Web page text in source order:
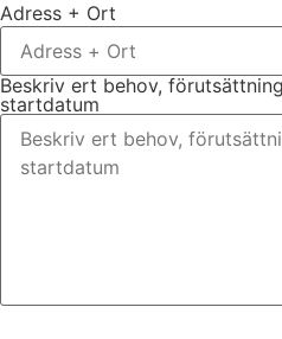
Adress + Ort
Beskriv ert behov,
startdatum